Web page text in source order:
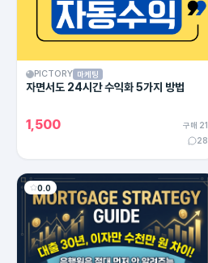
PICTORY 마케팅
자면서도 24시간 수익화 5가지 방법
1,500
구매 21
28
0.0